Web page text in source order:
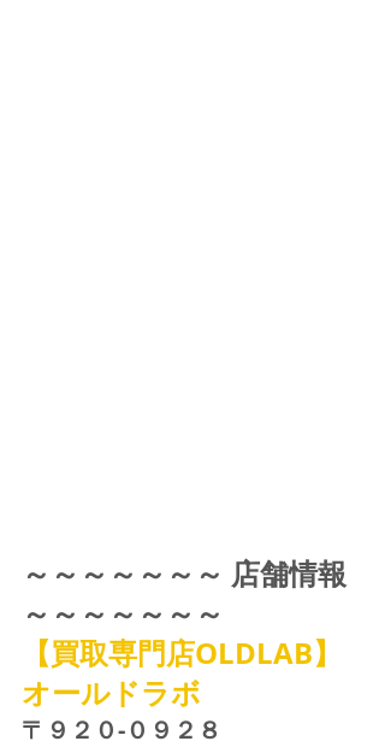
～～～～～～～ 店舗情報
～～～～～～～
【買取専門店OLDLAB】
オールドラボ
〒９２０-０９２８